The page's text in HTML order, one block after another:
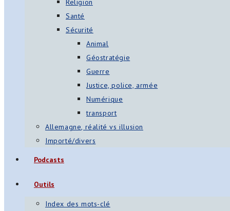
Religion
Santé
Sécurité
Animal
Géostratégie
Guerre
Justice, police, armée
Numérique
transport
Allemagne, réalité vs illusion
Importé/divers
Podcasts
Outils
Index des mots-clé